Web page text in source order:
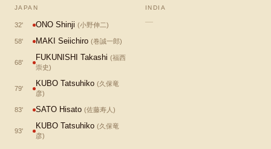
JAPAN
32' ONO Shinji (小野伸二)
58' MAKI Seiichiro (巻誠一郎)
68'
FUKUNISHI Takashi (福西
崇史)
79'
KUBO Tatsuhiko (久保竜
彦)
83' SATO Hisato (佐藤寿人 )
93'
KUBO Tatsuhiko (久保竜
彦)
INDIA
—